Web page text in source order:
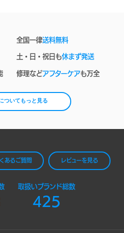
全国一律送料無料
土・日・祝日も休まず発送
修理などアフターケアも万全
ついてもっと見る
あるご質問 レビューを見る
取扱いブランド総数
425